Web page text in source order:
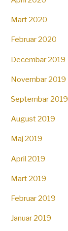
Mart 2020
Februar 2020
Decembar 2019
Novembar 2019
Septembar 2019
August 2019
Maj 2019
April 2019
Mart 2019
Februar 2019
Januar 2019